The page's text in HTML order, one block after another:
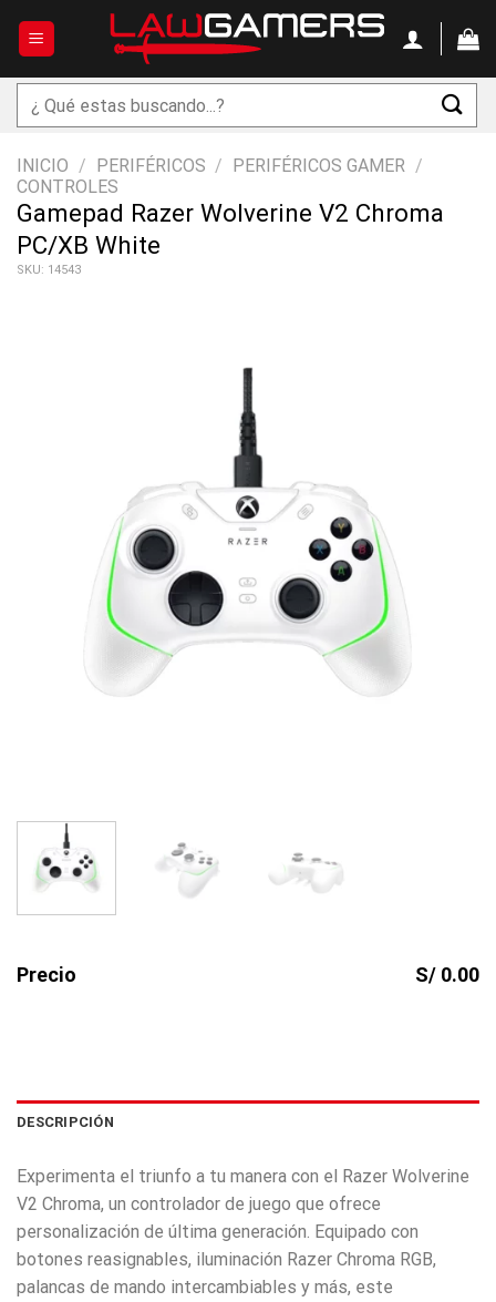
Buscar
por:
INICIO / PERIFÉRICOS / PERIFÉRICOS GAMER /
CONTROLES
Gamepad Razer Wolverine V2 Chroma
PC/XB White
SKU: 14543
Precio S/ 0.00
DESCRIPCIÓN
Experimenta el triunfo a tu manera con el Razer Wolverine
V2 Chroma, un controlador de juego que ofrece
personalización de última generación. Equipado con
botones reasignables, iluminación Razer Chroma RGB,
palancas de mando intercambiables y más, este